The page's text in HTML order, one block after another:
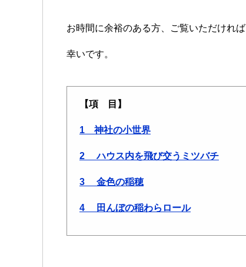
お時間に余裕のある方、ご覧いただければ
幸いです。
【項 目】
1 神社の小世界
2 ハウス内を飛び交うミツバチ
3 金色の稲穂
4 田んぼの稲わらロール